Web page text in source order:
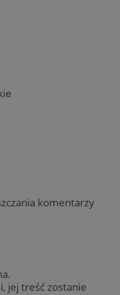
komentarzy
jej treść zostanie